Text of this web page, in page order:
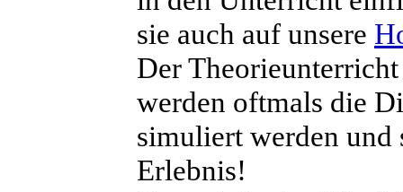
sie auch auf unsere
Der
werden oftmals die
simuliert werden und
Erlebnis!